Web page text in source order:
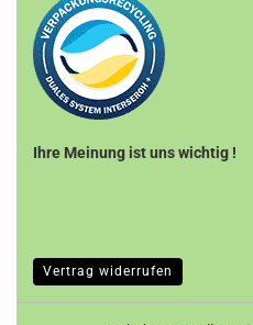
Ihre Meinung ist uns wichtig !
Vertrag widerrufen